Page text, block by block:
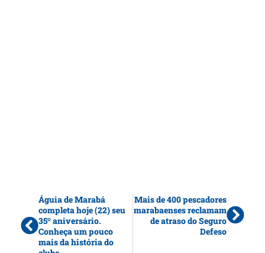
Águia de Marabá
completa hoje (22) seu
35º aniversário.
Conheça um pouco
mais da história do
Mais de 400 pescadores
marabaenses reclamam
de atraso do Seguro
Defeso